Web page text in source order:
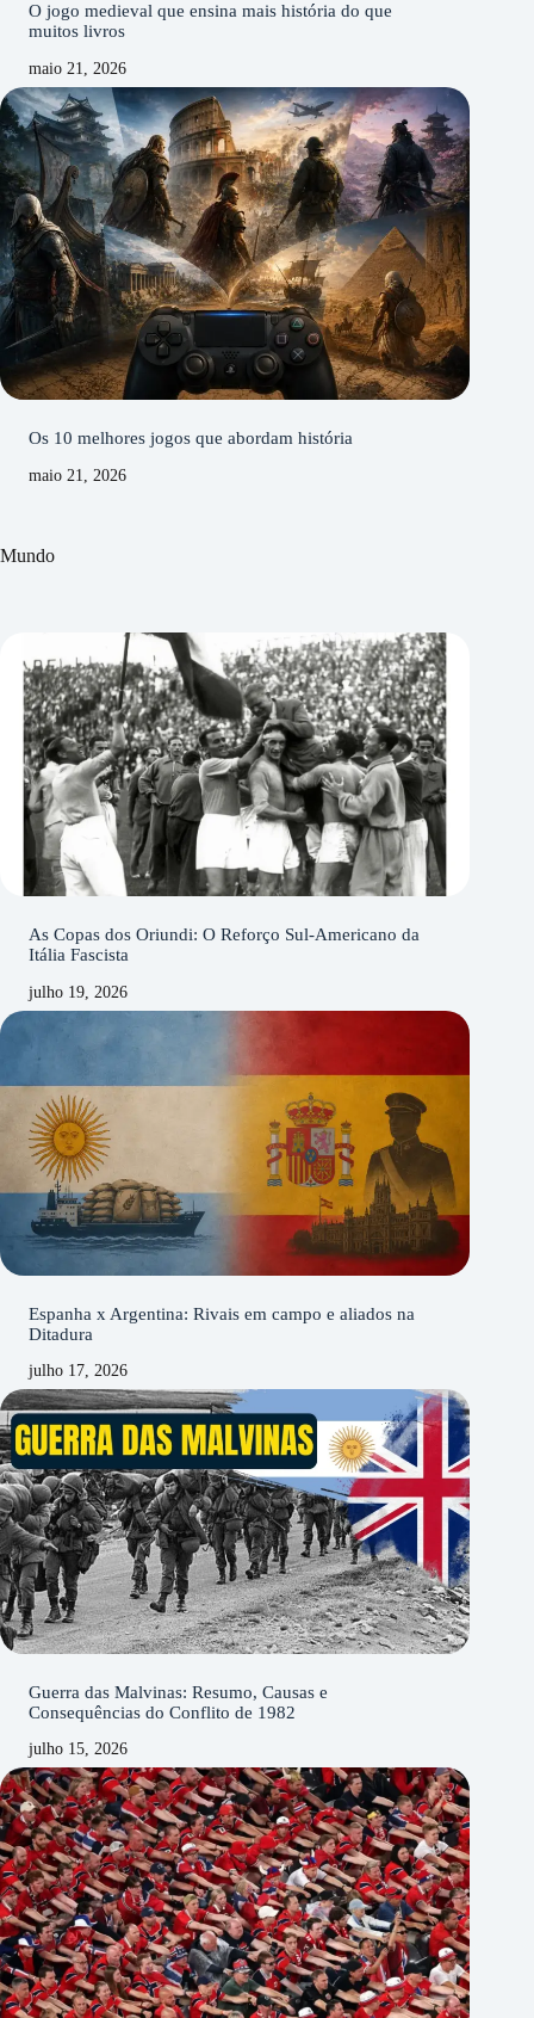
O jogo medieval que ensina mais história do que
muitos livros
maio 21, 2026
Os 10 melhores jogos que abordam história
maio 21, 2026
Mundo
As Copas dos Oriundi: O Reforço Sul-Americano da
Itália Fascista
julho 19, 2026
Espanha x Argentina: Rivais em campo e aliados na
Ditadura
julho 17, 2026
Guerra das Malvinas: Resumo, Causas e
Consequências do Conflito de 1982
julho 15, 2026